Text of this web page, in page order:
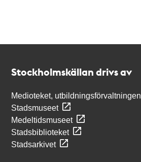
Stockholmskällan drivs av
Medioteket, utbildningsförvaltningen
Stadsmuseet
Medeltidsmuseet
Stadsbiblioteket
Stadsarkivet